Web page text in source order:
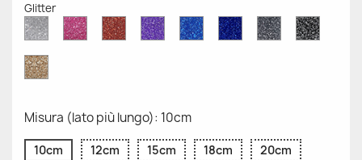
Glitter
Diamante
Glitter
Rosa
Glitter
Rosso
Glitter
Viola
Glitter
Blu
Zaffiro
Blu
Cobalto
Grigio
Glitter
Nero
Glitter
Oro
Glitter
Misura (lato più lungo): 10cm
10cm 12cm 15cm 18cm
20cm